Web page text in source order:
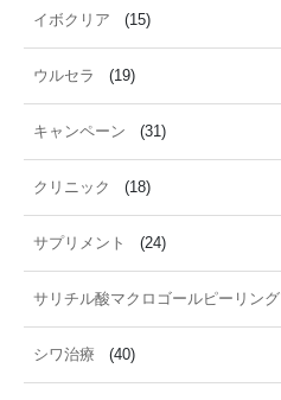
イボクリア (15)
ウルセラ (19)
キャンペーン (31)
クリニック (18)
サプリメント (24)
サリチル酸マクロゴールピーリング
シワ治療 (40)